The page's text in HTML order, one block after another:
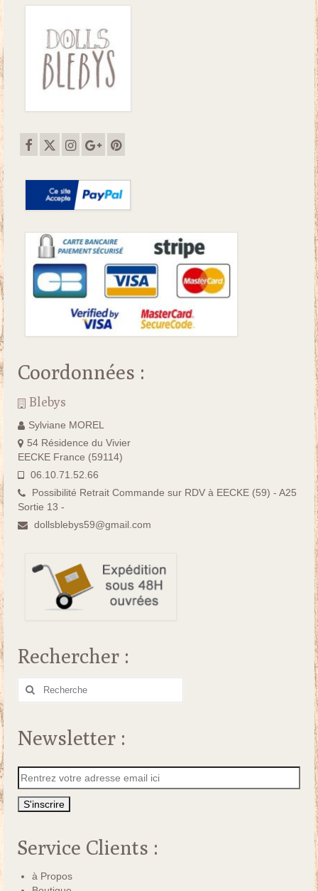
Coordonnées :
Blebys
Sylviane MOREL
54 Résidence du Vivier
EECKE France (59114)
06.10.71.52.66
Possibilité Retrait Commande sur RDV à EECKE (59) - A25
Sortie 13 -
dollsblebys59@gmail.com
Rechercher :
Rechercher
Newsletter :
Service Clients :
à Propos